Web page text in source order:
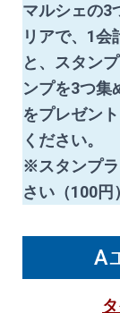
マルシェの3
リアで、 1会
と、スタン
ンプを3つ集
をプレゼン
ください。
※スタンプ
さい（100円）
A